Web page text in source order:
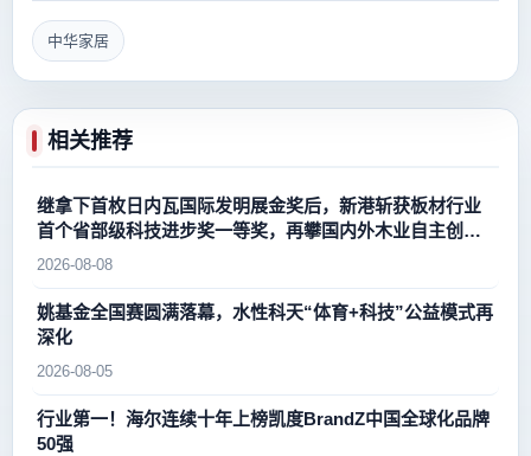
中华家居
相关推荐
继拿下首枚日内瓦国际发明展金奖后，新港斩获板材行业
首个省部级科技进步奖一等奖，再攀国内外木业自主创新
新高峰
2026-08-08
姚基金全国赛圆满落幕，水性科天“体育+科技”公益模式再
深化
2026-08-05
行业第一！海尔连续十年上榜凯度BrandZ中国全球化品牌
50强